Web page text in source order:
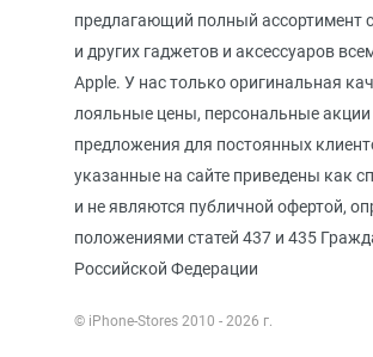
iPhone 11 Pro
iPhone 11
iPhone XS Max
предлагающий полный ассортимент
и других гаджетов и аксессуаров
Apple. У нас только оригинальная
лояльные цены, персональные
предложения для постоянных
указанные на сайте приведены как
и не являются публичной офертой,
положениями статей 437 и 435
Российской Федерации
© iPhone-Stores 2010 - 2026 г.